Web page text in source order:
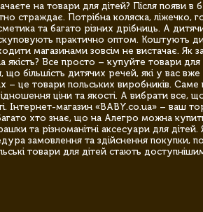
на товари для дітей? Після появи в
страждає. Потрібна коляска, ліжечко,
та багато різних дрібниць. А
практично оптом. Коштують
магазинами зовсім не вистачає. Як
якість? Все просто – купуйте товари для
більшість дитячих речей, які у вас вже
– це товари польських виробників. Саме
ціни та якості. А вибрати все,
Інтернет-магазин «BABY.co.ua» – ваш
хто знає, що на Алегро можна
та різноманітні аксесуари для
замовлення та здійснення покупки,
товари для дітей стають